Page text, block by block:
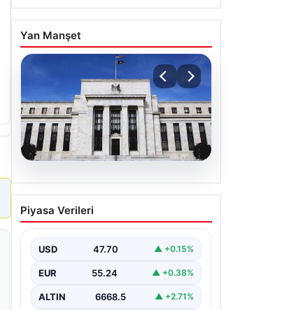
Yan Manşet
Fed faizi sabit tuttu
Piyasa Verileri
USD 47.70 ▲ +0.15%
EUR 55.24 ▲ +0.38%
ALTIN 6668.5 ▲ +2.71%